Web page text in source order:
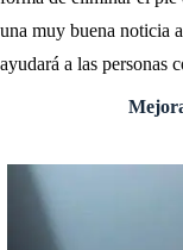
una muy buena noticia
ayudará a las personas